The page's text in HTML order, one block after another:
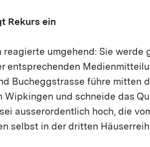
Rekurs ein
reagierte umgehend: Sie werde
entsprechenden
Bucheggstrasse führe mitten
Wipkingen und schneide das
ausserordentlich hoch, die
selbst in der dritten